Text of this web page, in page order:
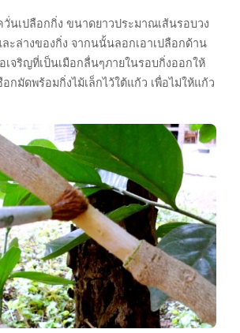
นเปลือกกิ่ง ขนาดยาวประมาณเส้นรอบวง
ะล่างของกิ่ง จากนนั้นลอกเอาเปลือกด้าน
จริญที่เป็นเมือกลื่นๆภายในรอบกิ่งออกให้
กมัดพร้อมกิ่งไม้เล็กไว้ใต้แก้ว เพื่อไม่ให้แก้ว